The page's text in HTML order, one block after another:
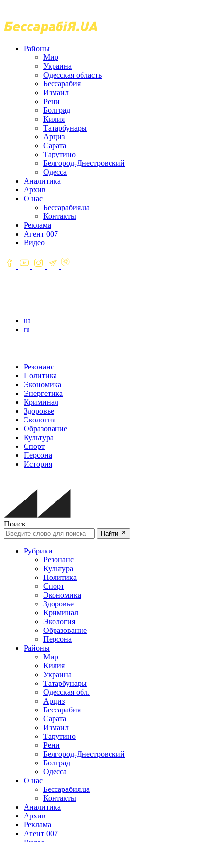
Районы
Мир
Украина
Одесская область
Бессарабия
Измаил
Рени
Болград
Килия
Татарбунары
Арциз
Сарата
Тарутино
Белгород-Днестровский
Одесса
Аналитика
Архив
О нас
Бессарабия.ua
Контакты
Реклама
Агент 007
Видео
ua
ru
Резонанс
Политика
Экономика
Энергетика
Криминал
Здоровье
Экология
Образование
Культура
Спорт
Персона
История
Поиск
Найти
Рубрики
Резонанс
Культура
Политика
Спорт
Экономика
Здоровье
Криминал
Экология
Образование
Персона
Районы
Мир
Килия
Украина
Татарбунары
Одесская обл.
Арциз
Бессарабия
Сарата
Измаил
Тарутино
Рени
Белгород-Днестровский
Болград
Одесса
О нас
Бессарабия.ua
Контакты
Аналитика
Архив
Реклама
Агент 007